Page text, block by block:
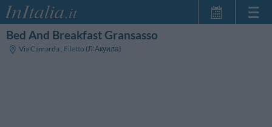
Bed And Breakfast Gransasso
Via Camarda , Filetto (Л'Акуила)